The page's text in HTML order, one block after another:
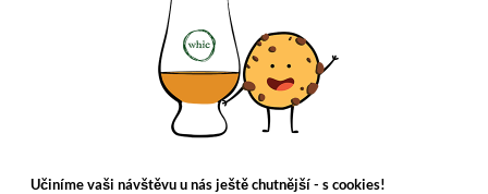
Obsah: 0.7 Litr (88,56 €/Litr)
včetně DPH, bez nákladů na dopravu
Do košíku
Učiníme vaši návštěvu u nás ještě chutnější - s cookies!